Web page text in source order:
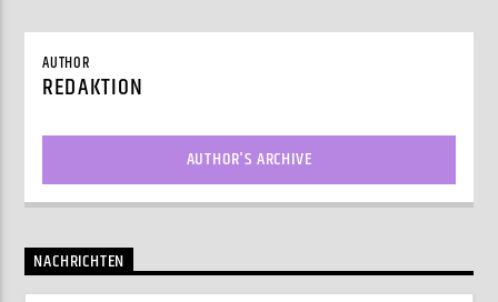
AUTHOR
REDAKTION
AUTHOR'S ARCHIVE
NACHRICHTEN